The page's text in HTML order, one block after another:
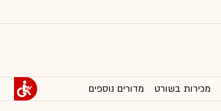
מכירות בשורט מדורים נוספים